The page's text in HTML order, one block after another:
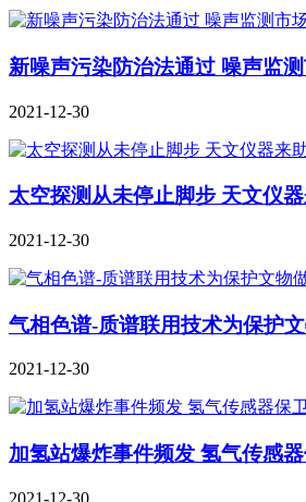
新噪声污染防治法通过 噪声监
2021-12-30
太空探测从未停止脚步 天文仪
2021-12-30
气相色谱-质谱联用技术为保护
2021-12-30
加氢站爆炸事件频发 氢气传感
2021-12-30